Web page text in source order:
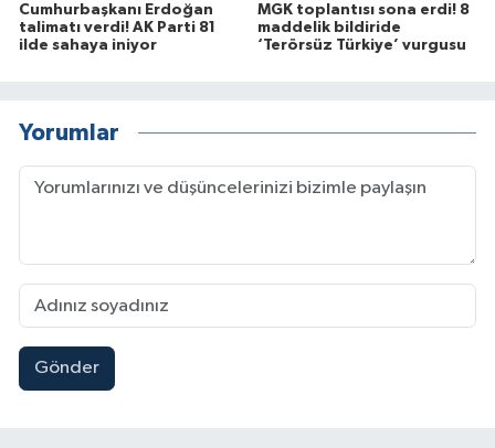
Cumhurbaşkanı Erdoğan
talimatı verdi! AK Parti 81
ilde sahaya iniyor
MGK toplantısı sona erdi! 8
maddelik bildiride
‘Terörsüz Türkiye’ vurgusu
Yorumlar
Gönder